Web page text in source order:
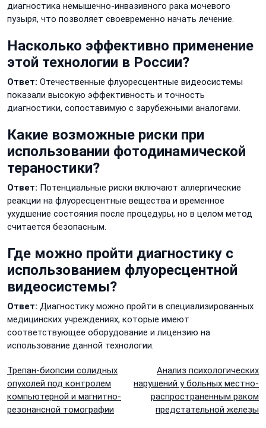
диагностика немышечно-инвазивного рака мочевого
пузыря, что позволяет своевременно начать лечение.
Насколько эффективно применение
этой технологии в России?
Ответ: Отечественные флуоресцентные видеосистемы
показали высокую эффективность и точность
диагностики, сопоставимую с зарубежными аналогами.
Какие возможные риски при
использовании фотодинамической
тераностики?
Ответ: Потенциальные риски включают аллергические
реакции на флуоресцентные вещества и временное
ухудшение состояния после процедуры, но в целом метод
считается безопасным.
Где можно пройти диагностику с
использованием флуоресцентной
видеосистемы?
Ответ: Диагностику можно пройти в специализированных
медицинских учреждениях, которые имеют
соответствующее оборудование и лицензию на
использование данной технологии.
Навигация
по
записям
Трепан-биопсии солидных
опухолей под контролем
компьютерной и магнитно-
резонансной томографии
Анализ психологических
нарушений у больных местно-
распространенным раком
предстательной железы